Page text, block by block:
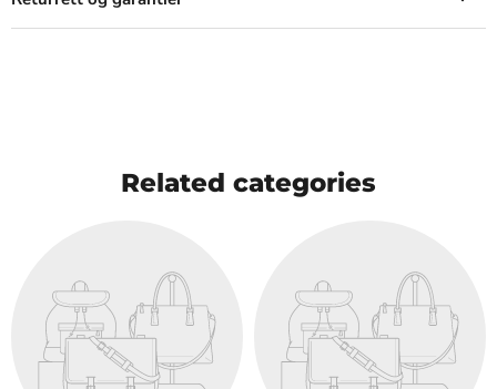
Related categories